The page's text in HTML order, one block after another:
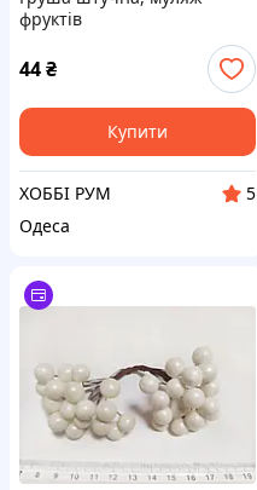
фруктів
44₴
Купити
ХОББІ РУМ
5
Одеса